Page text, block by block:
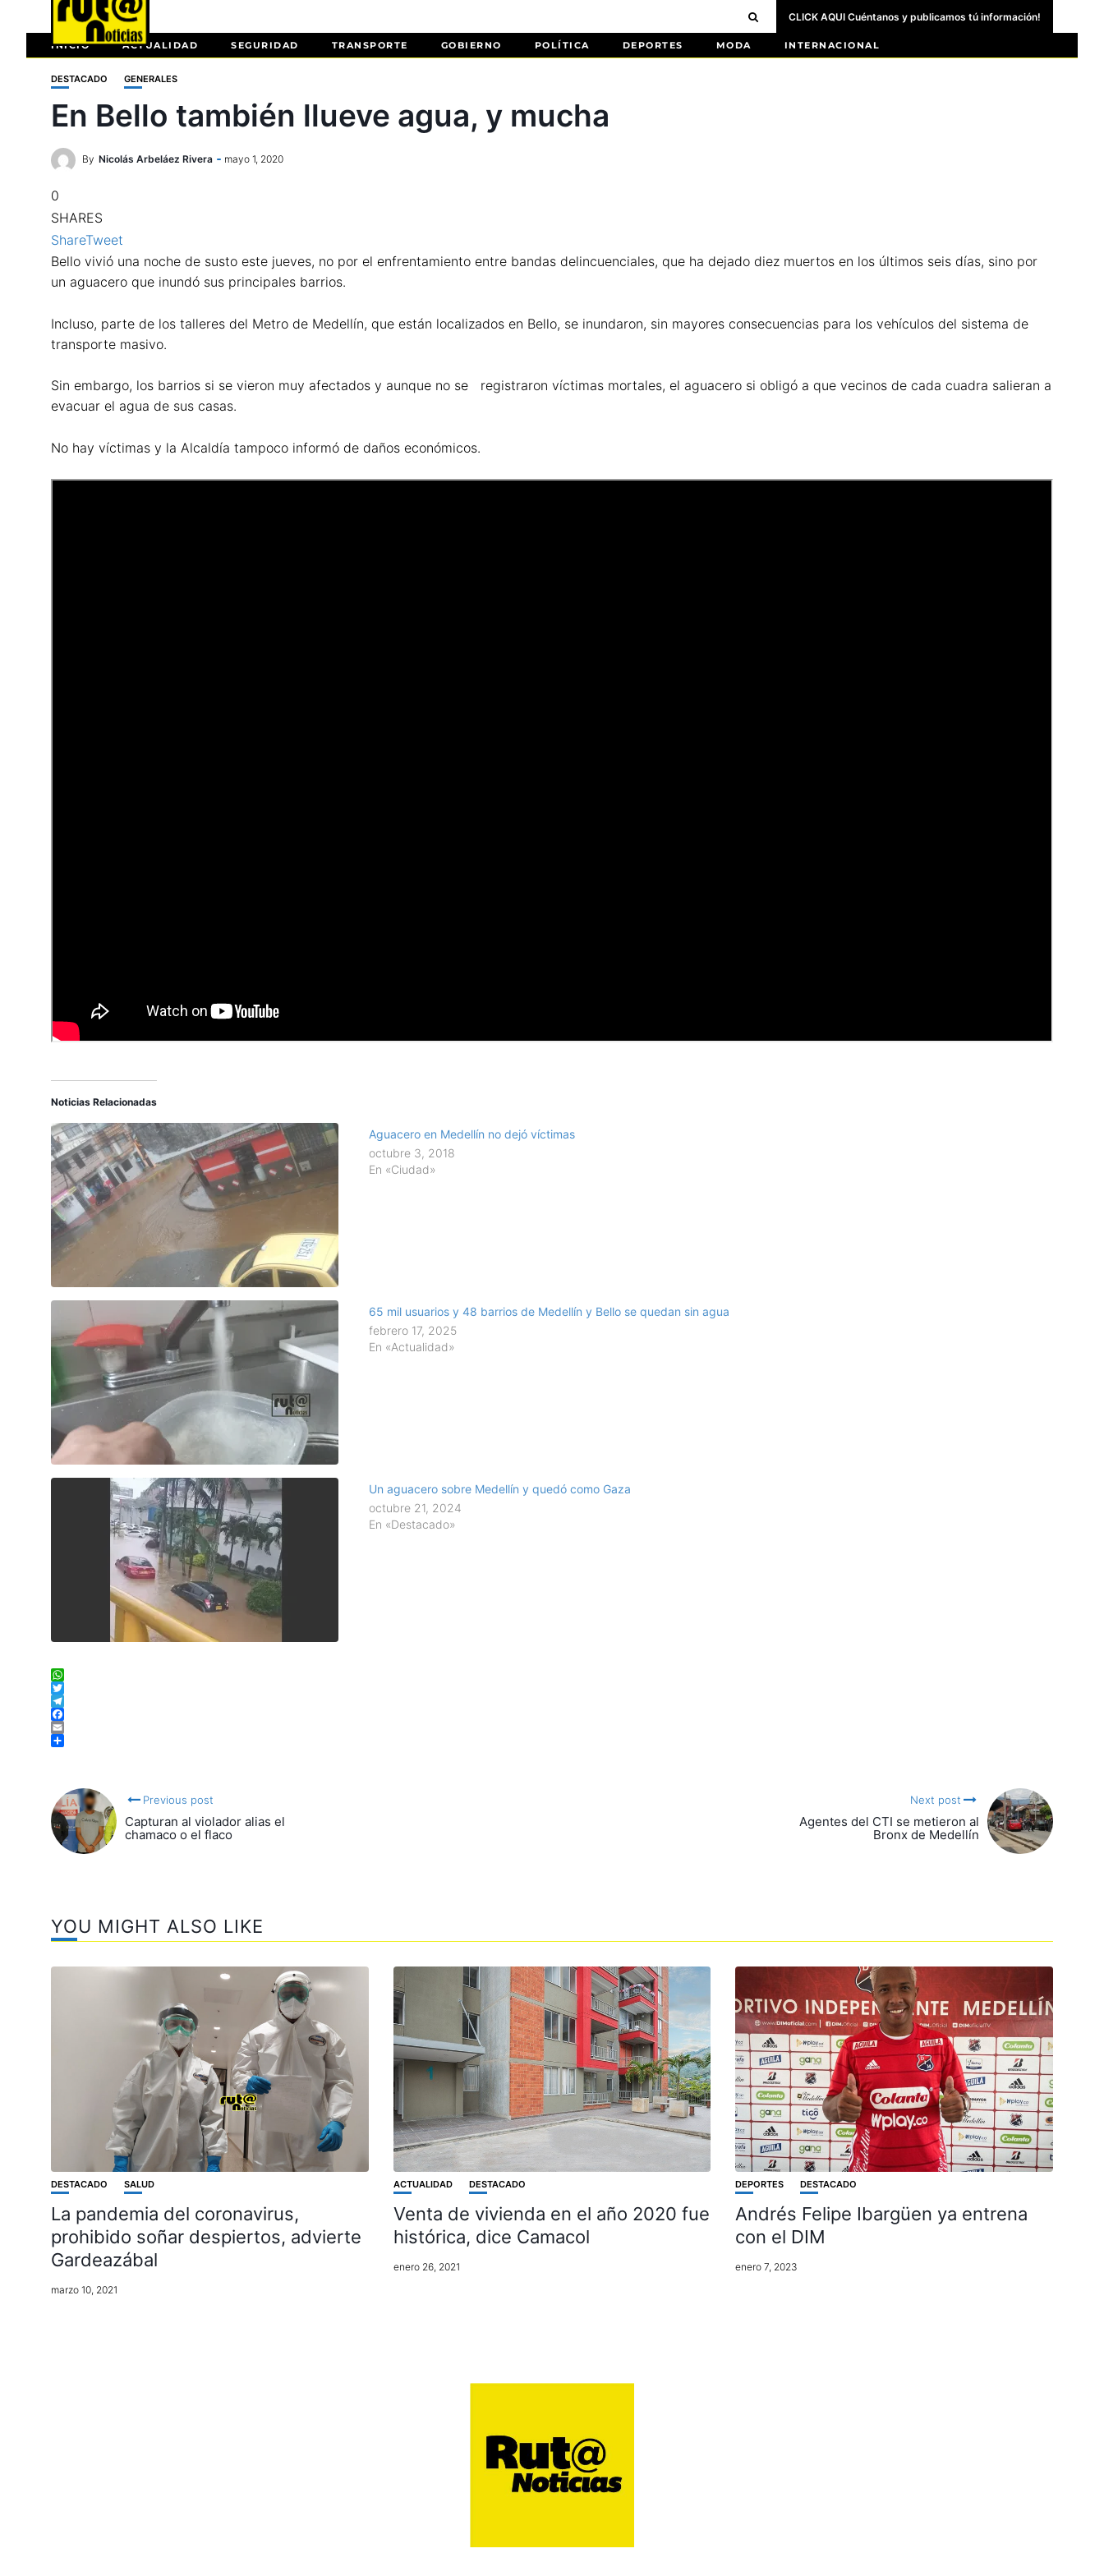
CLICK AQUI Cuéntanos y publicamos tú información!
INICIO ACTUALIDAD SEGURIDAD TRANSPORTE GOBIERNO POLÍTICA DEPORTES MODA INTERNACIONAL
DESTACADO GENERALES
En Bello también llueve agua, y mucha
By Nicolás Arbeláez Rivera mayo 1, 2020
0
SHARES
ShareTweet
Bello vivió una noche de susto este jueves, no por el enfrentamiento entre bandas delincuenciales, que ha dejado diez muertos en los últimos seis días, sino por
un aguacero que inundó sus principales barrios.
Incluso, parte de los talleres del Metro de Medellín, que están localizados en Bello, se inundaron, sin mayores consecuencias para los vehículos del sistema de
transporte masivo.
Sin embargo, los barrios si se vieron muy afectados y aunque no se registraron víctimas mortales, el aguacero si obligó a que vecinos de cada cuadra salieran a
evacuar el agua de sus casas.
No hay víctimas y la Alcaldía tampoco informó de daños económicos.
Noticias Relacionadas
Aguacero en Medellín no dejó víctimas
octubre 3, 2018
En «Ciudad»
65 mil usuarios y 48 barrios de Medellín y Bello se quedan sin agua
febrero 17, 2025
En «Actualidad»
Un aguacero sobre Medellín y quedó como Gaza
octubre 21, 2024
En «Destacado»
WhatsApp
Twitter
Telegram
Facebook
Email
Previous post
Capturan al violador alias el
chamaco o el flaco
Next post
Agentes del CTI se metieron al
Bronx de Medellín
YOU MIGHT ALSO LIKE
DESTACADO SALUD
La pandemia del coronavirus,
prohibido soñar despiertos, advierte
Gardeazábal
marzo 10, 2021
ACTUALIDAD DESTACADO
Venta de vivienda en el año 2020 fue
histórica, dice Camacol
enero 26, 2021
DEPORTES DESTACADO
Andrés Felipe Ibargüen ya entrena
con el DIM
enero 7, 2023